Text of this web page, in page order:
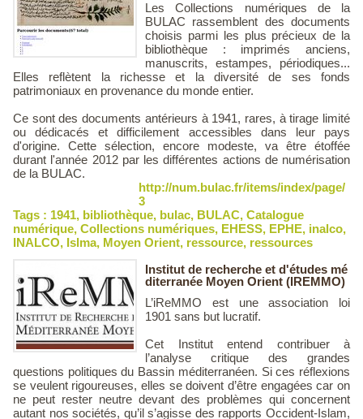
Les Collections numériques de la
BULAC rassemblent des documents
choisis parmi les plus précieux de la
bibliothèque : imprimés anciens,
manuscrits, estampes, périodiques...
Elles reflètent la richesse et la diversité de ses fonds
patrimoniaux en provenance du monde entier.
Ce sont des documents antérieurs à 1941, rares, à tirage limité
ou dédicacés et difficilement accessibles dans leur pays
d'origine. Cette sélection, encore modeste, va être étoffée
durant l'année 2012 par les différentes actions de numérisation
de la BULAC.
http://num.bulac.fr/items/index/page/
3
Tags : 1941, bibliothèque, bulac, BULAC, Catalogue
numérique, Collections numériques, EHESS, EPHE, inalco,
INALCO, Islma, Moyen Orient, ressource, ressources
Institut de recherche et d'études mé
diterranée Moyen Orient (IREMMO)
L’iReMMO est une association loi
1901 sans but lucratif.
Cet Institut entend contribuer à
l’analyse critique des grandes
questions politiques du Bassin méditerranéen. Si ces réflexions
se veulent rigoureuses, elles se doivent d’être engagées car on
ne peut rester neutre devant des problèmes qui concernent
autant nos sociétés, qu’il s’agisse des rapports Occident-Islam,